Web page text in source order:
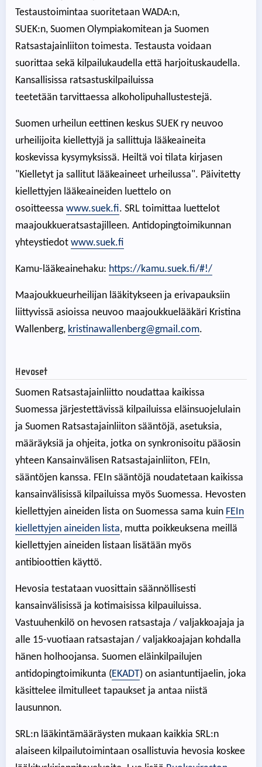
Testaustoimintaa suoritetaan WADA:n,
SUEK:n, Suomen Olympiakomitean ja Suomen
Ratsastajainliiton toimesta. Testausta voidaan
suorittaa sekä kilpailukaudella että harjoituskaudella.
Kansallisissa ratsastuskilpailuissa
teetetään tarvittaessa alkoholipuhallustestejä.
Suomen urheilun eettinen keskus SUEK ry neuvoo
urheilijoita kiellettyjä ja sallittuja lääkeaineita
koskevissa kysymyksissä. Heiltä voi tilata kirjasen
"Kielletyt ja sallitut lääkeaineet urheilussa". Päivitetty
kiellettyjen lääkeaineiden luettelo on
osoitteessa www.suek.fi. SRL toimittaa luettelot
maajoukkueratsastajilleen. Antidopingtoimikunnan
yhteystiedot www.suek.fi
Kamu-lääkeainehaku: https://kamu.suek.fi/#!/
Maajoukkueurheilijan lääkitykseen ja erivapauksiin
liittyvissä asioissa neuvoo maajoukkuelääkäri Kristina
Wallenberg, kristinawallenberg@gmail.com.
Hevoset
Suomen Ratsastajainliitto noudattaa kaikissa
Suomessa järjestettävissä kilpailuissa eläinsuojelulain
ja Suomen Ratsastajainliiton sääntöjä, asetuksia,
määräyksiä ja ohjeita, jotka on synkronisoitu pääosin
yhteen Kansainvälisen Ratsastajainliiton, FEIn,
sääntöjen kanssa. FEIn sääntöjä noudatetaan kaikissa
kansainvälisissä kilpailuissa myös Suomessa. Hevosten
kiellettyjen aineiden lista on Suomessa sama kuin FEIn
kiellettyjen aineiden lista, mutta poikkeuksena meillä
kiellettyjen aineiden listaan lisätään myös
antibioottien käyttö.
Hevosia testataan vuosittain säännöllisesti
kansainvälisissä ja kotimaisissa kilpauiluissa.
Vastuuhenkilö on hevosen ratsastaja / valjakkoajaja ja
alle 15-vuotiaan ratsastajan / valjakkoajajan kohdalla
hänen holhoojansa. Suomen eläinkilpailujen
antidopingtoimikunta (EKADT) on asiantuntijaelin, joka
käsittelee ilmitulleet tapaukset ja antaa niistä
lausunnon.
SRL:n lääkintämääräysten mukaan kaikkia SRL:n
alaiseen kilpailutoimintaan osallistuvia hevosia koskee